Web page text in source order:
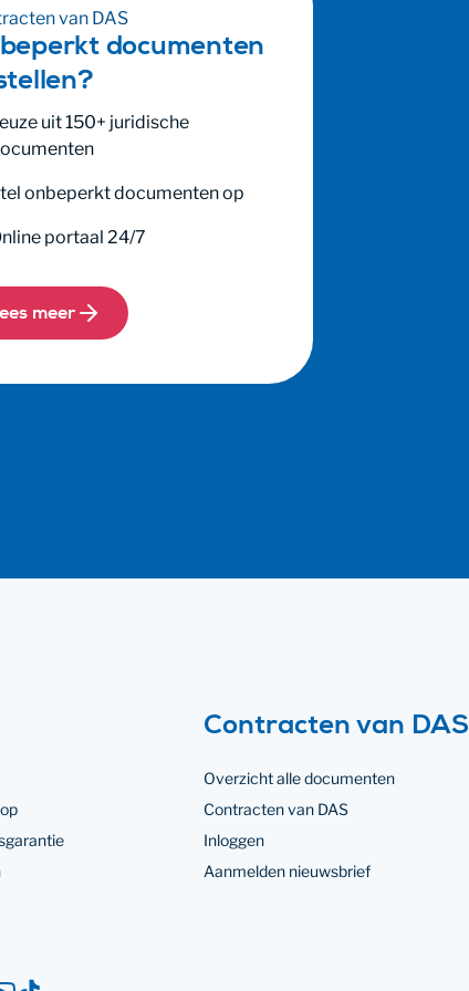
van DAS
documenten
uit 150+ juridische
onbeperkt documenten op
portaal 24/7
meer
Contracten van DAS
Overzicht alle documenten
Contracten van DAS
Inloggen
Aanmelden nieuwsbrief
media